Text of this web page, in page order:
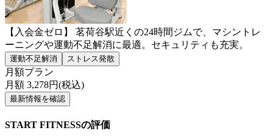
【入会金ゼロ】 茗荷谷駅近くの24時間ジムで、マシントレ
ーニングや運動不足解消に最適。セキュリティも充実。
運動不足解消 ストレス発散
月額プラン
月額 3,278円(税込)
最新情報を確認
START FITNESSの評価